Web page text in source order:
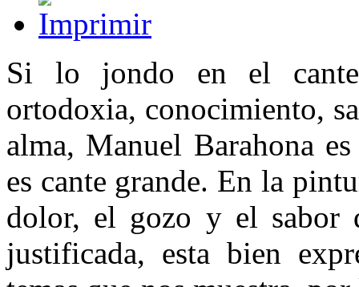
Si lo jondo en el cante
ortodoxia, conocimiento,
alma, Manuel Barahona
es cante grande. En la
dolor, el gozo y el sabor
justificada, esta bien